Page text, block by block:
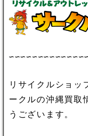
リサイクルショッ
ークルの沖縄買取
うございます。